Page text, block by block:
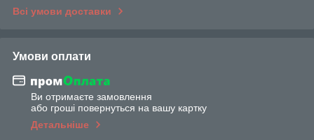
Всі умови доставки
Умови оплати
Ви отримаєте замовлення
або гроші повернуться на вашу картку
Детальніше